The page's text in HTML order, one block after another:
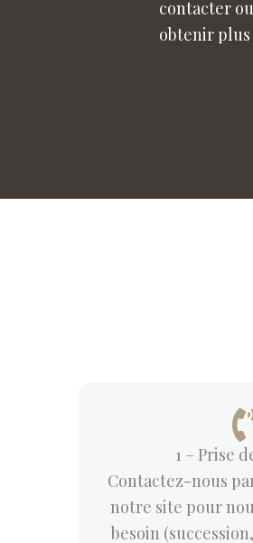
contacter
obtenir plus
1 – Prise
Contactez-nous
notre site pour
besoin